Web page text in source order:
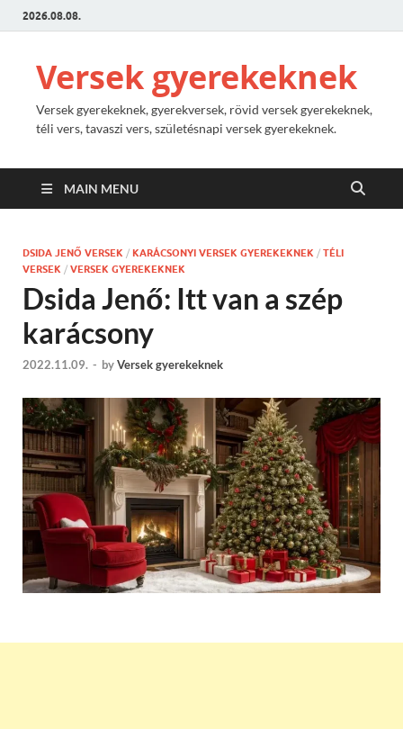
2026.08.08.
Versek gyerekeknek
Versek gyerekeknek, gyerekversek, rövid versek gyerekeknek,
téli vers, tavaszi vers, születésnapi versek gyerekeknek.
MAIN MENU
DSIDA JENŐ VERSEK / KARÁCSONYI VERSEK GYEREKEKNEK / TÉLI
VERSEK / VERSEK GYEREKEKNEK
Dsida Jenő: Itt van a szép
karácsony
2022.11.09. - byVersek gyerekeknek